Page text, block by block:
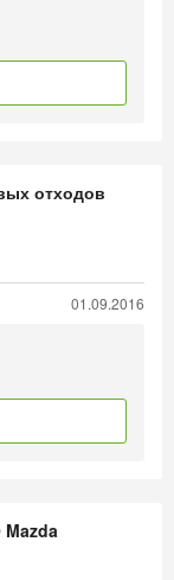
отходов
01.09.2016